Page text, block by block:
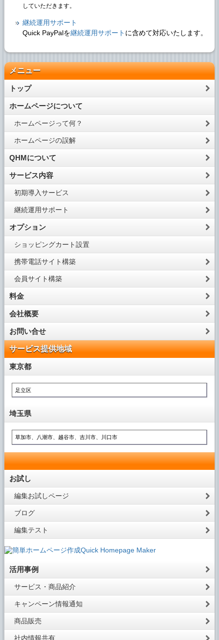
していただきます。
継続運用サポート
Quick PayPalを継続運用サポート に含めて対応いたします。
メニュー
トップ
ホームページについて
ホームページって何？
ホームページの誤解
QHMについて
サービス内容
初期導入サービス
継続運用サポート
オプション
ショッピングカート設置
携帯電話サイト構築
会員サイト構築
料金
会社概要
お問い合せ
サービス提供地域
東京都
足立区
埼玉県
草加市、八潮市、越谷市、吉川市、川口市
お試し
編集お試しページ
ブログ
編集テスト
活用事例
サービス・商品紹介
キャンペーン情報通知
商品販売
社内情報共有